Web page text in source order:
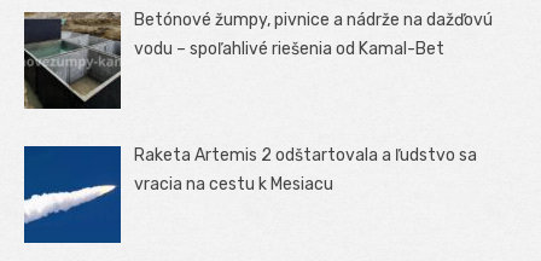
Betónové žumpy, pivnice a nádrže na dažďovú
vodu – spoľahlivé riešenia od Kamal-Bet
Raketa Artemis 2 odštartovala a ľudstvo sa
vracia na cestu k Mesiacu